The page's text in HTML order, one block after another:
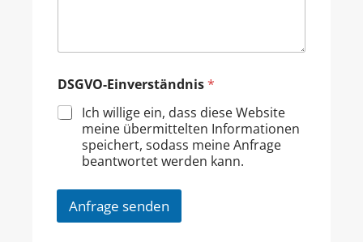
DSGVO-Einverständnis*
Ich willige ein, dass diese Website
meine übermittelten Informationen
speichert, sodass meine Anfrage
beantwortet werden kann.
Anfrage senden